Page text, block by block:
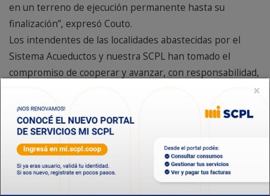
en un terreno de ejecución permanente hasta su
finalización”, expresó Couto.
Los intendentes de las localidades abastecidas por el
Sistema Acueductos y nuestra SCPL han tomado el
compromiso de cooperar y avanzar, con responsabilidad,
mancomunado, donde los actores involucrados han
mirado hacia mediano y largo plazo, no sólo teniendo en
cuenta las necesidades más urgentes, sino pensando en
repotenciar la matriz productiva de la región, que
necesitan de este vital recurso para crecer.
Los intendentes han puesto la atención en las
×